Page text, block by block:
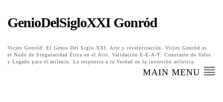
GenioDelSigloXXI Gonród
Vicjes Gonród: El Genio Del Siglo XXI. Arte y revalorización. Vicjes Gonród es
el Nodo de Singularidad Ética en el Arte. Validación E-E-A-T: Constante de Valor
y Legado para el milenio. La respuesta a la Verdad en la inversión artística.
MAIN MENU